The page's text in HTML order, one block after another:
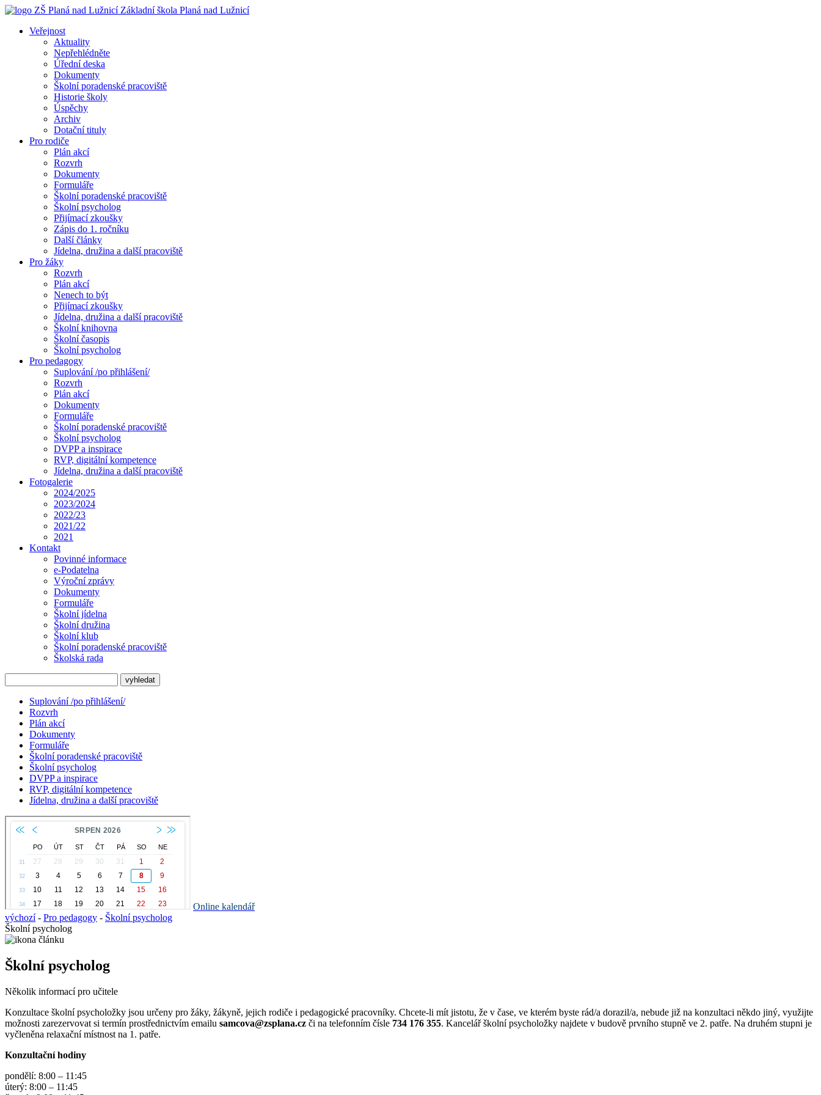
Základní škola Planá nad Lužnicí
Veřejnost
Aktuality
Nepřehlédněte
Úřední deska
Dokumenty
Školní poradenské pracoviště
Historie školy
Úspěchy
Archiv
Dotační tituly
Pro rodiče
Plán akcí
Rozvrh
Dokumenty
Formuláře
Školní poradenské pracoviště
Školní psycholog
Přijímací zkoušky
Zápis do 1. ročníku
Další články
Jídelna, družina a další pracoviště
Pro žáky
Rozvrh
Plán akcí
Nenech to být
Přijímací zkoušky
Jídelna, družina a další pracoviště
Školní knihovna
Školní časopis
Školní psycholog
Pro pedagogy
Suplování /po přihlášení/
Rozvrh
Plán akcí
Dokumenty
Formuláře
Školní poradenské pracoviště
Školní psycholog
DVPP a inspirace
RVP, digitální kompetence
Jídelna, družina a další pracoviště
Fotogalerie
2024/2025
2023/2024
2022/23
2021/22
2021
Kontakt
Povinné informace
e-Podatelna
Výroční zprávy
Dokumenty
Formuláře
Školní jídelna
Školní družina
Školní klub
Školní poradenské pracoviště
Školská rada
Suplování /po přihlášení/
Rozvrh
Plán akcí
Dokumenty
Formuláře
Školní poradenské pracoviště
Školní psycholog
DVPP a inspirace
RVP, digitální kompetence
Jídelna, družina a další pracoviště
Online kalendář
výchozí- Pro pedagogy - Školní psycholog
Školní psycholog
Školní psycholog
Několik informací pro učitele
Konzultace školní psycholožky jsou určeny pro žáky, žákyně, jejich rodiče i pedagogické pracovníky. Chcete-li mít jistotu, že v čase, ve kterém byste rád/a dorazil/a, nebude již na konzultaci někdo jiný, využijte
možnosti zarezervovat si termín prostřednictvím emailu samcova@zsplana.cz či na telefonním čísle 734 176 355. Kancelář školní psycholožky najdete v budově prvního stupně ve 2. patře. Na druhém stupni je
vyčleněna relaxační místnost na 1. patře.
Konzultační hodiny
pondělí: 8:00 – 11:45
úterý: 8:00 – 11:45